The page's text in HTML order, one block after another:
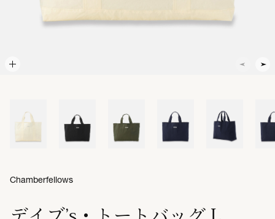
デイブ’s・トートバッグ L
Chamberfellows